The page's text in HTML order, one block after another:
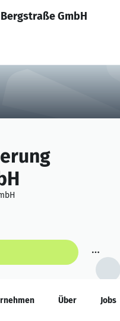
Anmelden
Job posten
GmbH
Über Jobs